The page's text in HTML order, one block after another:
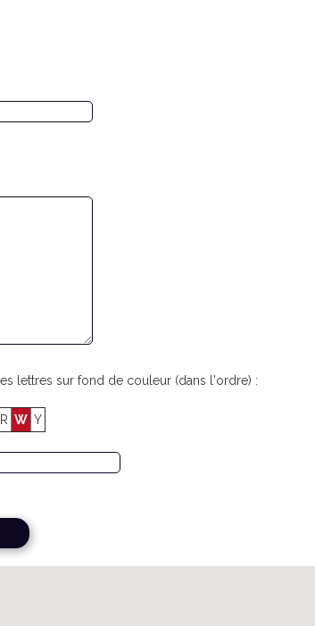
lettres sur fond de couleur (dans l'ordre) :
R W Y